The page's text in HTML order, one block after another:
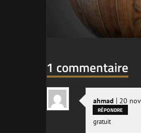
1 commentaire
ahmad | 20
RÉPONDRE
gratuit